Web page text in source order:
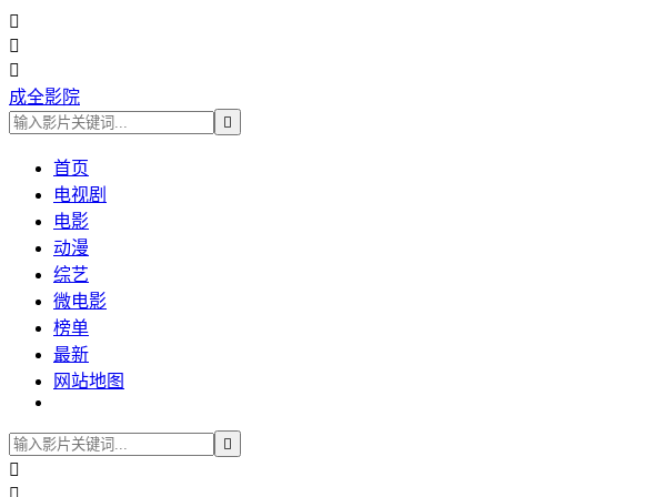



成全影院

首页
电视剧
电影
动漫
综艺
微电影
榜单
最新
网站地图

